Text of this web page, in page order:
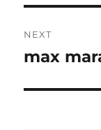
NEXT
Next
max